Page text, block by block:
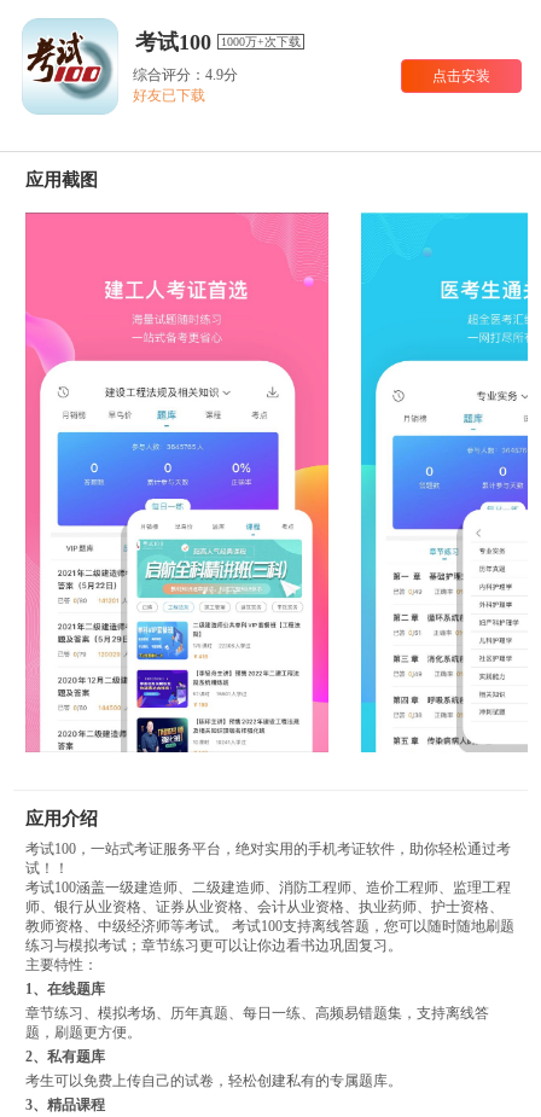
考试100 1000万+次下载
综合评分：4.9分
好友已下载
点击安装
应用截图
应用介绍
考试100，一站式考证服务平台，绝对实用的手机考证软件，助你轻松通过考
试！！
考试100涵盖一级建造师、二级建造师、消防工程师、造价工程师、监理工程
师、银行从业资格、证券从业资格、会计从业资格、执业药师、护士资格、
教师资格、中级经济师等考试。 考试100支持离线答题，您可以随时随地刷题
练习与模拟考试；章节练习更可以让你边看书边巩固复习。
主要特性：
1、在线题库
章节练习、模拟考场、历年真题、每日一练、高频易错题集，支持离线答
题，刷题更方便。
2、私有题库
考生可以免费上传自己的试卷，轻松创建私有的专属题库。
3、精品课程